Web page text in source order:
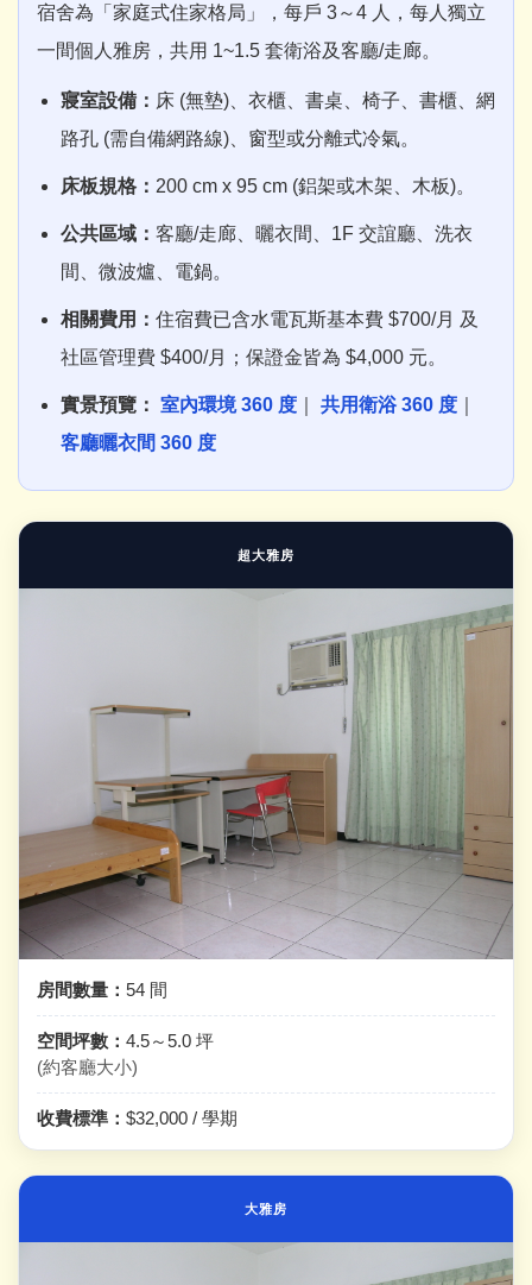
宿舍為「家庭式住家格局」，每戶 3～4 人，每人獨立
一間個人雅房，共用 1~1.5 套衛浴及客廳/走廊。
寢室設備： 床 (無墊)、衣櫃、書桌、椅子、書櫃、網
路孔 (需自備網路線)、窗型或分離式冷氣。
床板規格： 200 cm x 95 cm (鋁架或木架、木板)。
公共區域： 客廳/走廊、曬衣間、1F 交誼廳、洗衣
間、微波爐、電鍋。
相關費用： 住宿費已含水電瓦斯基本費 $700/月 及
社區管理費 $400/月；保證金皆為 $4,000 元。
實景預覽： 室內環境 360 度 共用衛浴 360 度
客廳曬衣間 360 度
超大雅房
房間數量： 54 間
空間坪數： 4.5～5.0 坪
(約客廳大小)
收費標準： $32,000 / 學期
大雅房